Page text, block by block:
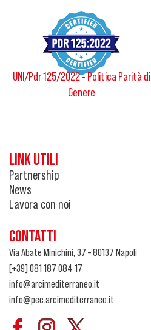
UNI/Pdr 125/2022 - Politica Parità di
Genere
LINK UTILI
Partnership
News
Lavora con noi
CONTATTI
Via Abate Minichini, 37 – 80137 Napoli
[+39] 081 187 084 17
info@arcimediterraneo.it
info@pec.arcimediterraneo.it